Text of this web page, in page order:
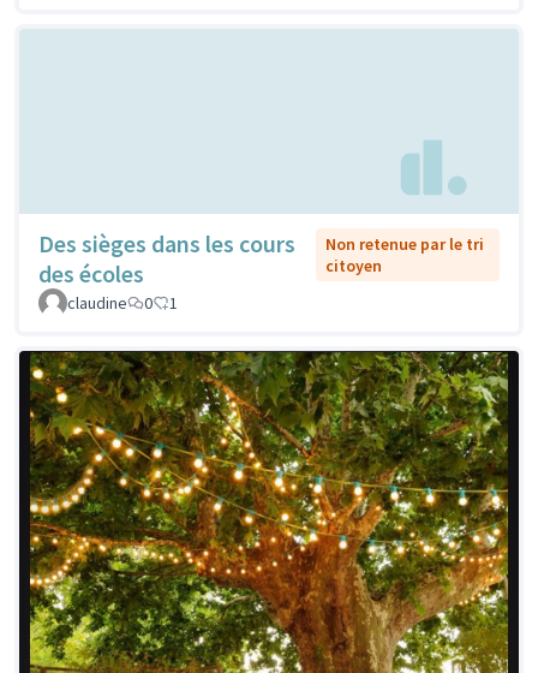
Des sièges dans les cours
des écoles
Non retenue par le tri
citoyen
claudine
0 1